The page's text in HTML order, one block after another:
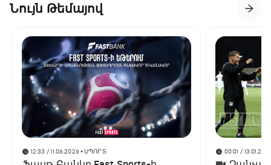
Նույն Թեմայով
12:33 / 11.06.2026• ՍՊՈՐՏ 00:01 /